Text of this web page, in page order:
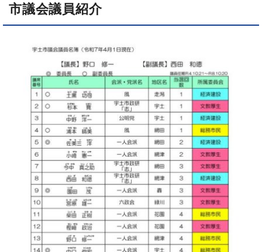
市議会議員紹介